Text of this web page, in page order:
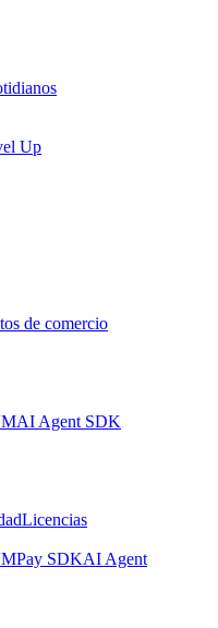
Up
de comercio
AI Agent SDK
Licencias
Pay SDKAI Agent